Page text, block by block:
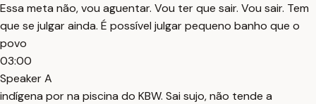
Essa meta não, vou aguentar. Vou ter que sair. Vou sair. Tem
que se julgar ainda. É possível julgar pequeno banho que o
povo
03:00
Speaker A
indígena por na piscina do KBW. Sai sujo, não tende a